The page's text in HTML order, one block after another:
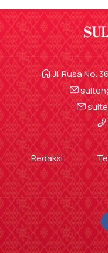
Jl. Rusa No.
Redaksi